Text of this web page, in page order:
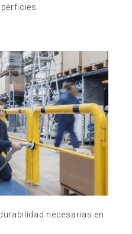
necesarias en